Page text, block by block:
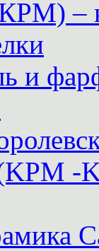
–
и
-